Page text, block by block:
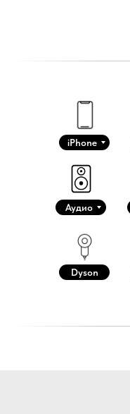
iPhone
Аудио
Dyson